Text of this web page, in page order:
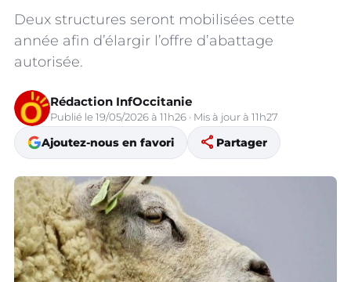
Deux structures seront mobilisées cette
année afin d’élargir l’offre d’abattage
autorisée.
Rédaction InfOccitanie
Publié le 19/05/2026 à 11h26 · Mis à jour à 11h27
Ajoutez-nous en favori share Partager